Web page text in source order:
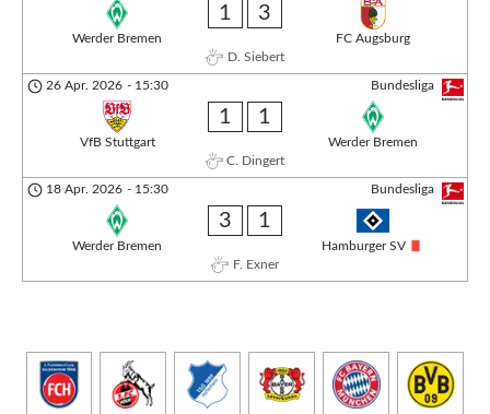
Werder Bremen
1 3
FC Augsburg
D. Siebert
Bundesliga
26 Apr. 2026 - 15:30
VfB Stuttgart
1 1
Werder Bremen
C. Dingert
Bundesliga
18 Apr. 2026 - 15:30
Werder Bremen
3 1
Hamburger SV
F. Exner